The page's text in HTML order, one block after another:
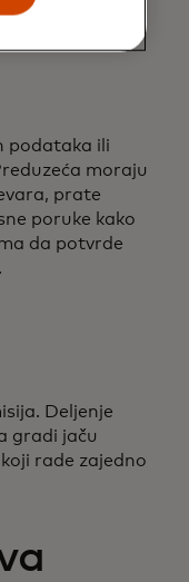
podataka ili
moraju
prate
poruke kako
da potvrde
Deljenje
gradi jaču
rade zajedno